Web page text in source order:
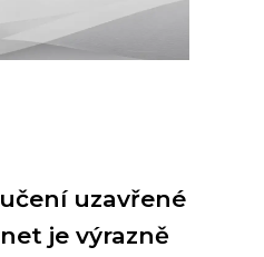
uzavřené
je výrazně